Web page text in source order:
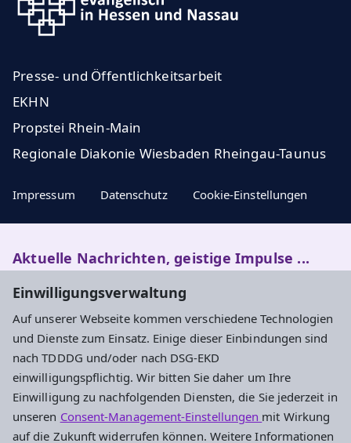
Einwilligungsverwaltung
Auf unserer Webseite kommen verschiedene Technologien
und Dienste zum Einsatz. Einige dieser Einbindungen sind
nach TDDDG und/oder nach DSG-EKD
einwilligungspflichtig. Wir bitten Sie daher um Ihre
Einwilligung zu nachfolgenden Diensten, die Sie jederzeit in
unseren Consent-Management-Einstellungen mit Wirkung
auf die Zukunft widerrufen können. Weitere Informationen
Presse- und Öffentlichkeitsarbeit
EKHN
Propstei Rhein-Main
Regionale Diakonie Wiesbaden Rheingau-Taunus
Impressum Datenschutz Cookie-Einstellungen
Aktuelle Nachrichten, geistige Impulse ...
Newsletter entdecken
Adresse
Evangelisches Dekanat Rheingau-Taunus
Aarstraße 44
65232 Taunusstein